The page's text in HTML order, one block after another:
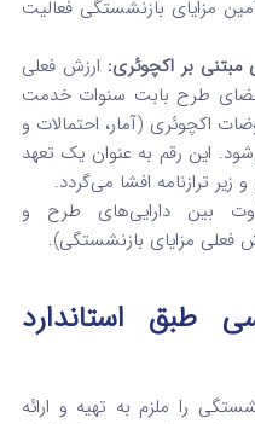
مزایای بازنشستگی فعالیت
بر اکچوئری: ارزش فعلی
طرح بابت سنوات خدمت
اکچوئری (آمار، احتمالات و
این رقم به عنوان یک تعهد
ترازنامه افشا می‌گردد.
بین دارایی‌های طرح و
فعلی مزایای بازنشستگی).
طبق استاندارد
را ملزم به تهیه و ارائه